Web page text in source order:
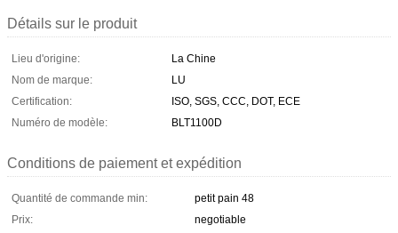
Détails sur le produit
Lieu d'origine:
La Chine
Nom de marque:
LU
Certification:
ISO, SGS, CCC, DOT, ECE
Numéro de modèle:
BLT1100D
Conditions de paiement et expédition
Quantité de commande min:
petit pain 48
Prix:
negotiable